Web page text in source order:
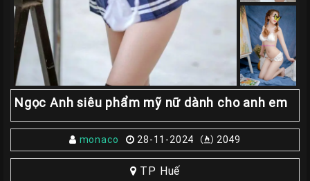
Viên
Huế
Gái
Gọi
Huế
Kiểm
Định
HƯỚNG
Ngọc Anh siêu phẩm mỹ nữ dành cho anh em
monaco 28-11-2024 2049
TP Huế